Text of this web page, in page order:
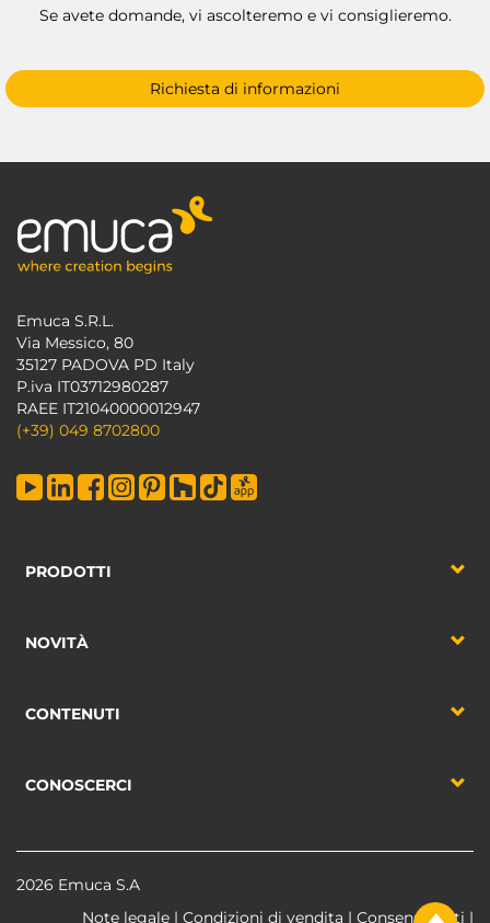
Se avete domande, vi ascolteremo e vi consiglieremo.
Richiesta di informazioni
Emuca S.R.L.
Via Messico, 80
35127 PADOVA PD Italy
P.iva IT03712980287
RAEE IT21040000012947
(+39) 049 8702800
PRODOTTI
NOVITÀ
CONTENUTI
CONOSCERCI
2026 Emuca S.A
Note legale | Condizioni di vendita | Consenso dati |